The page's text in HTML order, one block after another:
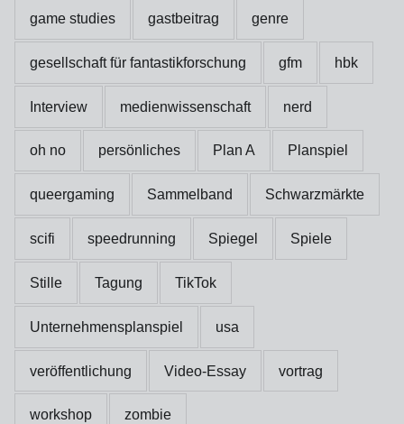
game studies gastbeitrag genre
gesellschaft für fantastikforschung gfm hbk
Interview medienwissenschaft nerd
oh no persönliches Plan A Planspiel
queergaming Sammelband Schwarzmärkte
scifi speedrunning Spiegel Spiele
Stille Tagung TikTok
Unternehmensplanspiel usa
veröffentlichung Video-Essay vortrag
workshop zombie